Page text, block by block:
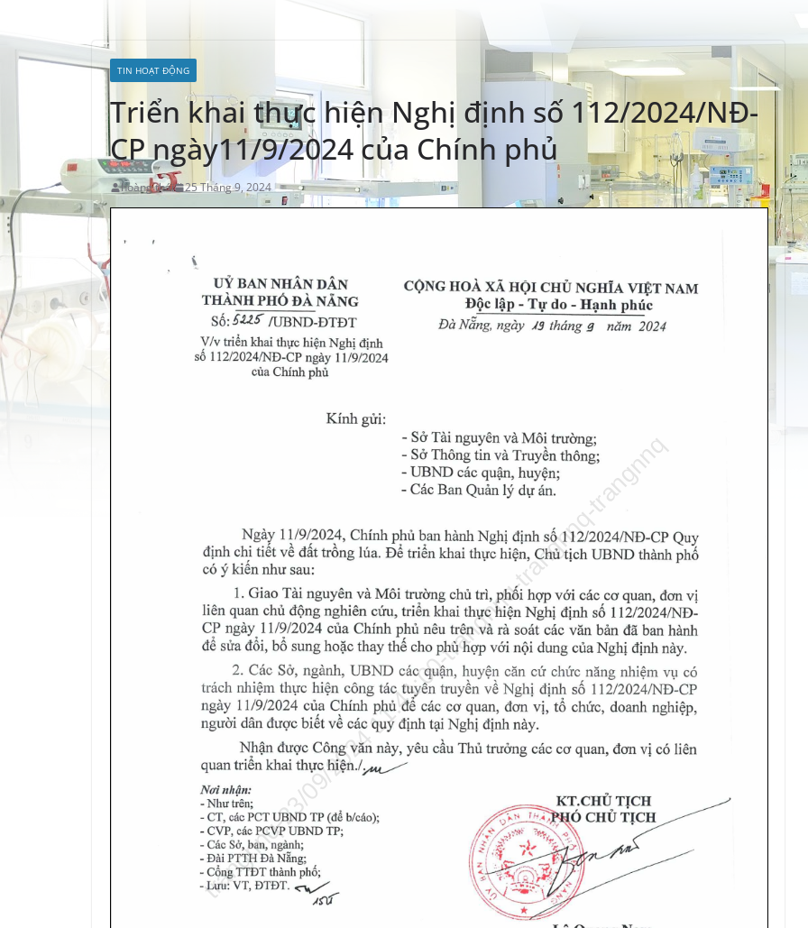
TIN HOẠT ĐỘNG
Triển khai thực hiện Nghị định số 112/2024/NĐ-
CP ngày11/9/2024 của Chính phủ
hoàng thái 25 Tháng 9, 2024